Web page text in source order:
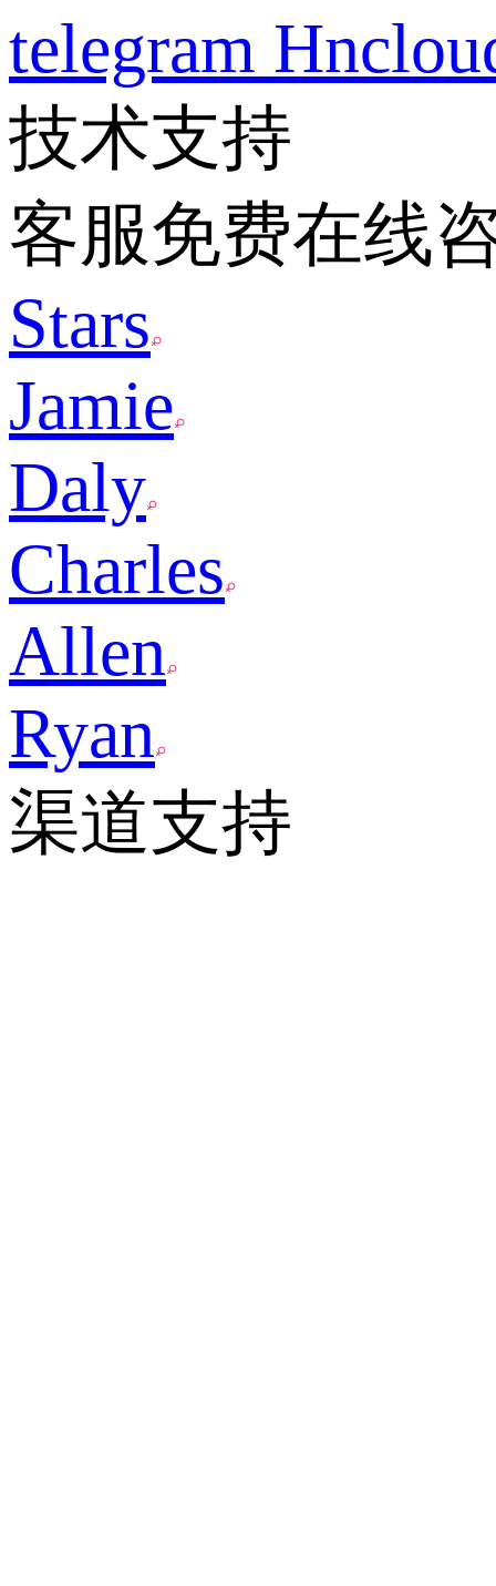
telegram
技术支持
客服免费在线
Stars
Jamie
Daly
Charles
Allen
Ryan
渠道支持